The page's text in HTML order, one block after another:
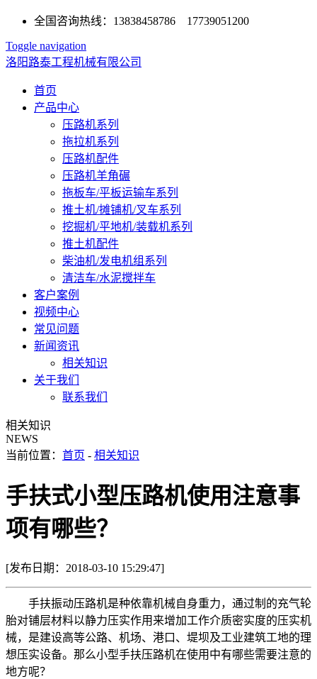
全国咨询热线：13838458786 17739051200
Toggle navigation
洛阳路泰工程机械有限公司
首页
产品中心
压路机系列
拖拉机系列
压路机配件
压路机羊角碾
拖板车/平板运输车系列
推土机/摊铺机/叉车系列
挖掘机/平地机/装载机系列
推土机配件
柴油机/发电机组系列
清洁车/水泥搅拌车
客户案例
视频中心
常见问题
新闻资讯
相关知识
关于我们
联系我们
相关知识
NEWS
当前位置： 首页 - 相关知识
手扶式小型压路机使用注意事
项有哪些？
[发布日期：2018-03-10 15:29:47]
手扶振动压路机是种依靠机械自身重力，通过制的充气轮
胎对铺层材料以静力压实作用来增加工作介质密实度的压实机
械，是建设高等公路、机场、港口、堤坝及工业建筑工地的理
想压实设备。那么小型手扶压路机在使用中有哪些需要注意的
地方呢？